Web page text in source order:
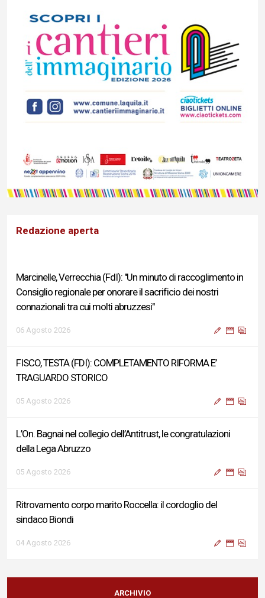
Redazione aperta
Marcinelle, Verrecchia (FdI): "Un minuto di raccoglimento in
Consiglio regionale per onorare il sacrificio dei nostri
connazionali tra cui molti abruzzesi"
06 Agosto 2026
FISCO, TESTA (FDI): COMPLETAMENTO RIFORMA E’
TRAGUARDO STORICO
05 Agosto 2026
L’On. Bagnai nel collegio dell’Antitrust, le congratulazioni
della Lega Abruzzo
05 Agosto 2026
Ritrovamento corpo marito Roccella: il cordoglio del
sindaco Biondi
04 Agosto 2026
Reddito di Cittadinanza, Testa (FdI): Presentata interpellanza
su criticità persistenti ed effetti sulle politiche di sviluppo del
ARCHIVIO